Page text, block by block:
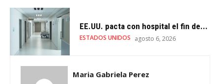
EE.UU. pacta con hospital el fin de...
ESTADOS UNIDOS agosto 6, 2026
Maria Gabriela Perez